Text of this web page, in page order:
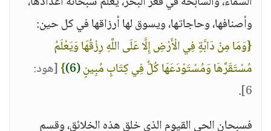
وأصنافها، وحاجاتها، ويسوق لها أرزاقها في كل حين:
{وَمَا مِنْ دَابَّةٍ فِي الْأَرْضِ إِلَّا عَلَى اللَّهِ رِزْقُهَا وَيَعْلَمُ
مُسْتَقَرَّهَا وَمُسْتَوْدَعَهَا كُلٌّ فِي كِتَابٍ مُبِينٍ(6)
}[هود:
6]
.
فسبحان الحي القيوم الذي خلق هذه الخلائق، وقسم